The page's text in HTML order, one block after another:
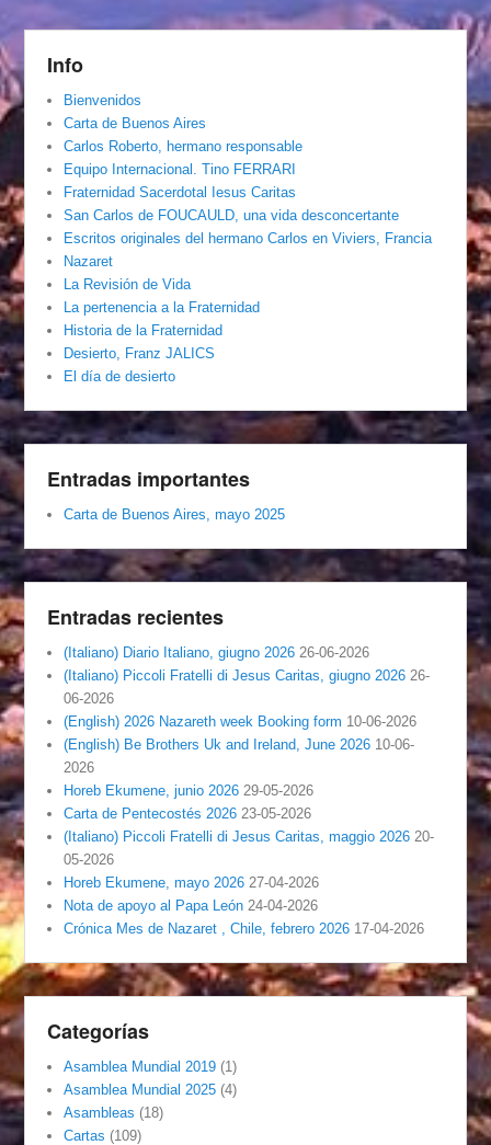
Info
Bienvenidos
Carta de Buenos Aires
Carlos Roberto, hermano responsable
Equipo Internacional. Tino FERRARI
Fraternidad Sacerdotal Iesus Caritas
San Carlos de FOUCAULD, una vida desconcertante
Escritos originales del hermano Carlos en Viviers, Francia
Nazaret
La Revisión de Vida
La pertenencia a la Fraternidad
Historia de la Fraternidad
Desierto, Franz JALICS
El día de desierto
Entradas importantes
Carta de Buenos Aires, mayo 2025
Entradas recientes
(Italiano) Diario Italiano, giugno 2026 26-06-2026
(Italiano) Piccoli Fratelli di Jesus Caritas, giugno 2026 26-
06-2026
(English) 2026 Nazareth week Booking form 10-06-2026
(English) Be Brothers Uk and Ireland, June 2026 10-06-
2026
Horeb Ekumene, junio 2026 29-05-2026
Carta de Pentecostés 2026 23-05-2026
(Italiano) Piccoli Fratelli di Jesus Caritas, maggio 2026 20-
05-2026
Horeb Ekumene, mayo 2026 27-04-2026
Nota de apoyo al Papa León 24-04-2026
Crónica Mes de Nazaret , Chile, febrero 2026 17-04-2026
Categorías
Asamblea Mundial 2019 (1)
Asamblea Mundial 2025 (4)
Asambleas (18)
Cartas (109)